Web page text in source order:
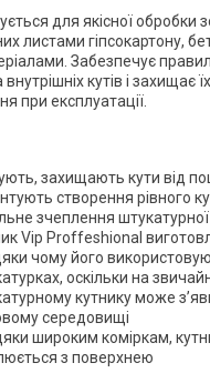
для якісної обробки
листами гіпсокартону,
Забезпечує
внутрішніх кутів і захищає
при експлуатації.
захищають кути від
створення рівного
зчеплення штукатурної
Vip Proffeshional
чому його
оскільки на
кутнику може
середовищі
широким коміркам,
з поверхнею